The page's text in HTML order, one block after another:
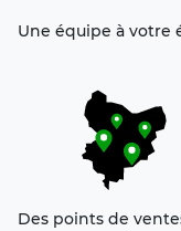
Une équipe à votre
Des points de